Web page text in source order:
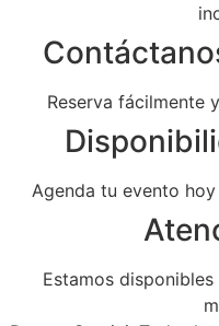
Reserva fácilmente
Agenda tu evento
Estamos